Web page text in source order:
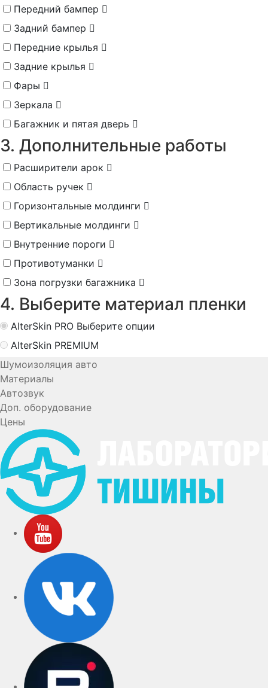
Передний бампер
Задний бампер
Передние крылья
Задние крылья
Фары
Зеркала
Багажник и пятая дверь
3. Дополнительные работы
Расширители арок
Область ручек
Горизонтальные молдинги
Вертикальные молдинги
Внутренние пороги
Противотуманки
Зона погрузки багажника
4. Выберите материал пленки
AlterSkin PRO Выберите опции
AlterSkin PREMIUM
Шумоизоляция авто
Материалы
Автозвук
Доп. оборудование
Цены